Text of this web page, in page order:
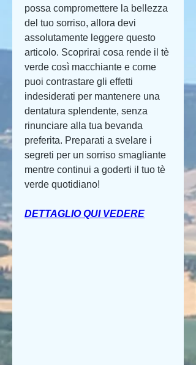
possa compromettere la bellezza
del tuo sorriso, allora devi
assolutamente leggere questo
articolo. Scoprirai cosa rende il tè
verde così macchiante e come
puoi contrastare gli effetti
indesiderati per mantenere una
dentatura splendente, senza
rinunciare alla tua bevanda
preferita. Preparati a svelare i
segreti per un sorriso smagliante
mentre continui a goderti il tuo tè
verde quotidiano!
DETTAGLIO QUI VEDERE